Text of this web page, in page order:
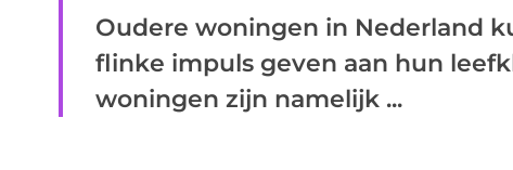
Oudere woningen in Nederland
flinke impuls geven aan hun
woningen zijn namelijk ...